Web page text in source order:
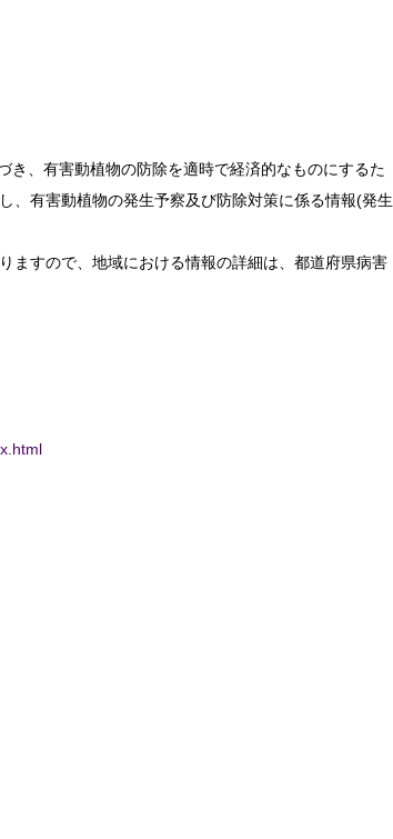
、有害動植物の防除を適時で経済的なものにするた
、有害動植物の発生予察及び防除対策に係る情報(発生
ますので、地域における情報の詳細は、都道府県病害